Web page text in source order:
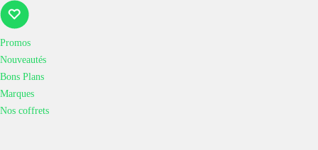
Promos
Nouveautés
Bons Plans
Marques
Nos coffrets